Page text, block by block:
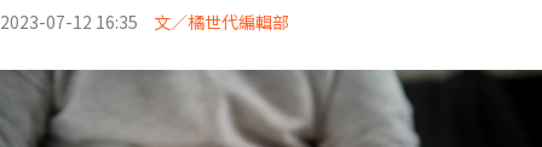
2023-07-12 16:35 文／橘世代編輯部